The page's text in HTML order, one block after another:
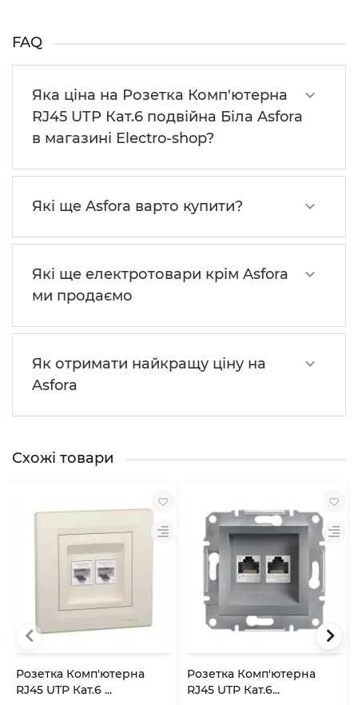
FAQ
Яка ціна на Розетка Комп'ютерна
RJ45 UTP Кат.6 подвійна Біла Asfora
в магазині Electro-shop?
Які ще Asfora варто купити?
Які ще електротовари крім Asfora
ми продаємо
Як отримати найкращу ціну на
Asfora
Схожі товари
Розетка Комп'ютерна
RJ45 UTP Кат.6 ...
Розетка Комп'ютерна
RJ45 UTP Кат.6...